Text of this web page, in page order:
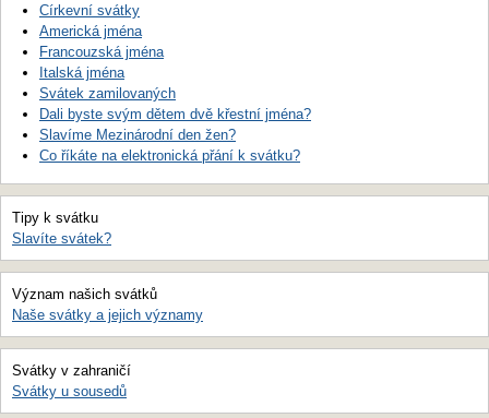
Církevní svátky
Americká jména
Francouzská jména
Italská jména
Svátek zamilovaných
Dali byste svým dětem dvě křestní jména?
Slavíme Mezinárodní den žen?
Co říkáte na elektronická přání k svátku?
Tipy k svátku
Slavíte svátek?
Význam našich svátků
Naše svátky a jejich významy
Svátky v zahraničí
Svátky u sousedů